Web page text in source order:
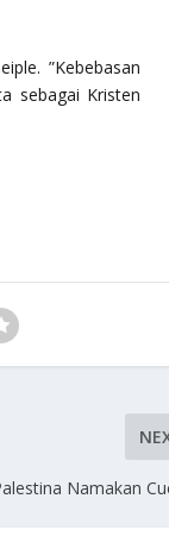
”Kebebasan
sebagai Kristen
Namakan